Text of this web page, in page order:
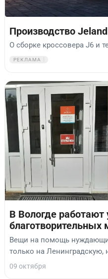
Производство
О сборке кроссовера J6 и
РЕКЛАМА
В Вологде работают
благотворительных
Вещи на помощь
только на Ленинградскую,
09 октября